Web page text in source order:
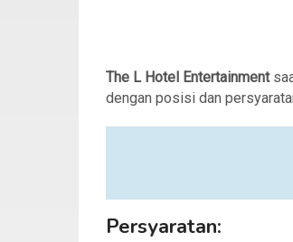
The L Hotel Entertainment
dengan posisi dan
Persyaratan: